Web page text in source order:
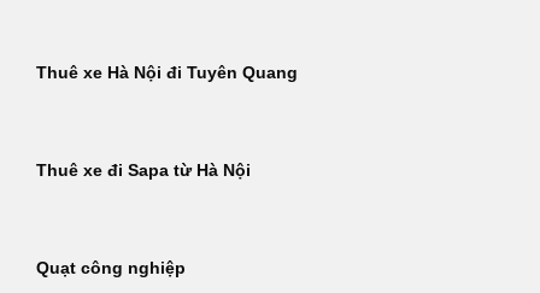
Thuê xe Hà Nội đi Tuyên Quang
Thuê xe đi Sapa từ Hà Nội
Quạt công nghiệp